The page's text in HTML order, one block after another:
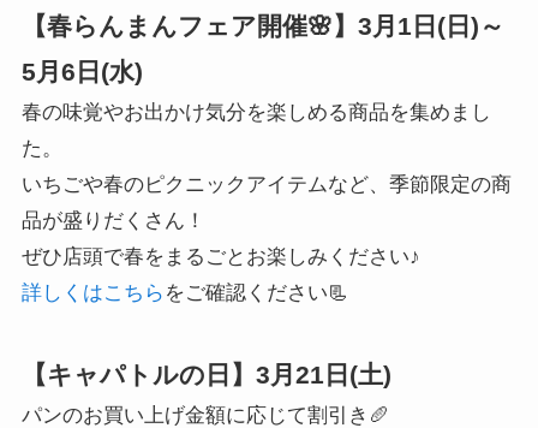
【春らんまんフェア開催🌸】3月1日(日)～
5月6日(水)
春の味覚やお出かけ気分を楽しめる商品を集めまし
た。
いちごや春のピクニックアイテムなど、季節限定の商
品が盛りだくさん！
ぜひ店頭で春をまるごとお楽しみください♪
詳しくはこちら をご確認ください📃
【キャパトルの日】3月21日(土)
パンのお買い上げ金額に応じて割引き🥖